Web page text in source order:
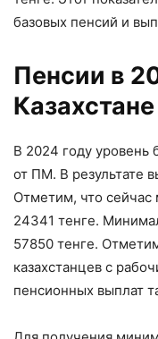
базовых пенсий и
Пенсии в
Казахстане
В 2024 году уровень
от ПМ. В результате
Отметим, что сейчас
24341 тенге.
57850 тенге.
казахстанцев с
пенсионных выплат